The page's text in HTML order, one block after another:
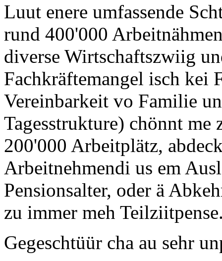
Luut enere umfassende
rund 400'000
diverse Wirtschaftszwiig
Fachkräftemangel isch kei
Vereinbarkeit vo Familie
Tagesstrukture) chönnt
200'000 Arbeitplätz,
Arbeitnehmendi us em
Pensionsalter, oder ä
zu immer meh
Gegeschtüür cha au sehr